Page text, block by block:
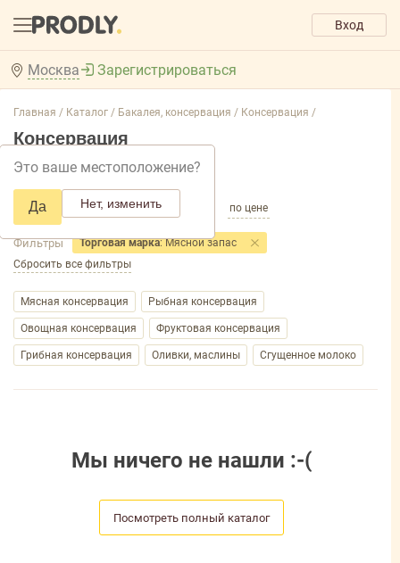
Вход
Москва
Это ваше местоположение?
Да Нет, изменить
Зарегистрироваться
Главная / Каталог / Бакалея, консервация / Консервация /
Консервация
Добавить фильтр товаров
по популярности по названию по цене
Фильтры Торговая марка: Мясной запас
Сбросить все фильтры
Мясная консервация Рыбная консервация
Овощная консервация Фруктовая консервация
Грибная консервация Оливки, маслины Сгущенное молоко
Мы ничего не нашли :-(
Посмотреть полный каталог